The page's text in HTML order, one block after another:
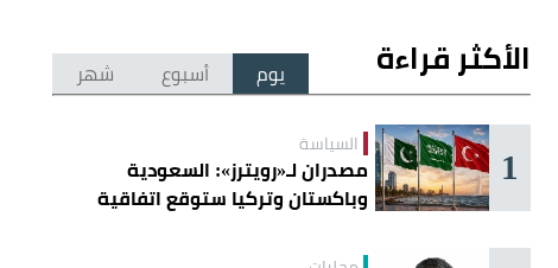
الأكثر قراءة يوم أسبوع شهر
1 السياسة
مصدران لـ«رويترز»: السعودية
وباكستان وتركيا ستوقع اتفاقية